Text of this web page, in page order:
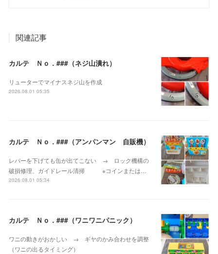
関連記事
カルテ Ｎｏ．###（ネジ山潰れ）
リューターでマイナスネジ山を作成
2026.08.01 05:35
カルテ Ｎｏ．###（アンパンマン 自販機）
レバーを下げても缶が出てこない → ロック機構の
破損修理、ガイドレール清掃 ※コインまたは…
2026.08.01 05:34
カルテ Ｎｏ．###（ワニワニパニック）
ワニの動きがおかしい → ギヤのかみ合わせを調整
（ワニの出るタイミング）